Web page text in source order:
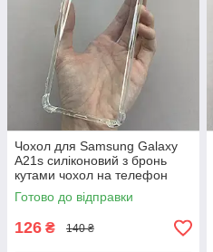
Чохол для Samsung Galaxy
А21s силіконовий з бронь
кутами чохол на телефон
самсунг а21с прозорий ttp
Готово до відправки
126 ₴ 140 ₴